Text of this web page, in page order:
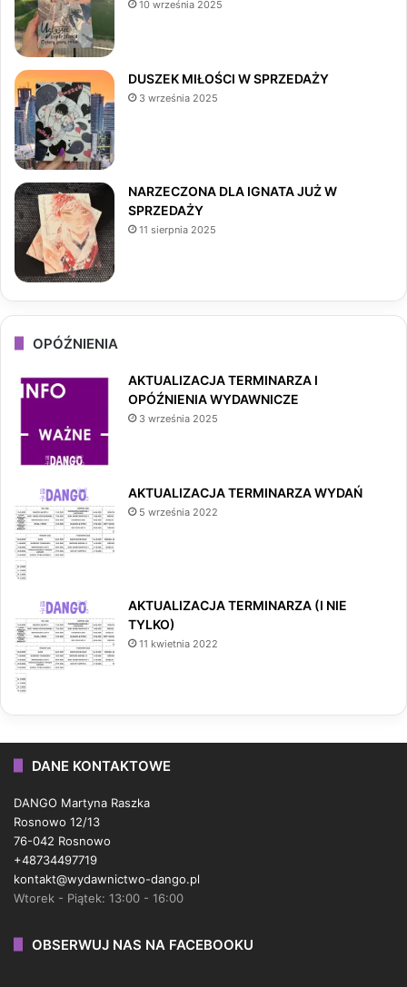
10 września 2025
DUSZEK MIŁOŚCI W SPRZEDAŻY
3 września 2025
NARZECZONA DLA IGNATA JUŻ W
SPRZEDAŻY
11 sierpnia 2025
OPÓŹNIENIA
AKTUALIZACJA TERMINARZA I
OPÓŹNIENIA WYDAWNICZE
3 września 2025
AKTUALIZACJA TERMINARZA WYDAŃ
5 września 2022
AKTUALIZACJA TERMINARZA (I NIE
TYLKO)
11 kwietnia 2022
DANE KONTAKTOWE
DANGO Martyna Raszka
Rosnowo 12/13
76-042 Rosnowo
+48734497719
kontakt@wydawnictwo-dango.pl
Wtorek - Piątek: 13:00 - 16:00
OBSERWUJ NAS NA FACEBOOKU